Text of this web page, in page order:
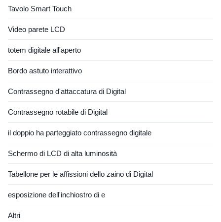
Tavolo Smart Touch
Video parete LCD
totem digitale all'aperto
Bordo astuto interattivo
Contrassegno d'attaccatura di Digital
Contrassegno rotabile di Digital
il doppio ha parteggiato contrassegno digitale
Schermo di LCD di alta luminosità
Tabellone per le affissioni dello zaino di Digital
esposizione dell'inchiostro di e
Altri